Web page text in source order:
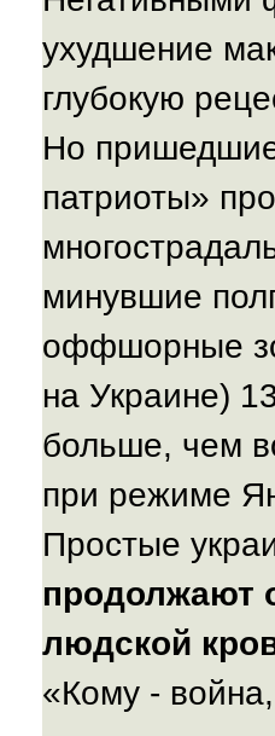
ухудшение
глубокую
Но
патриоты»
минувшие
оффшорные
на Украине)
больше, чем
при режиме
Простые
продолжают
людской
«Кому -